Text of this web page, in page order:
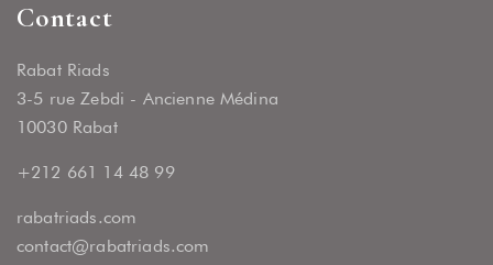
Contact
Rabat Riads
3-5 rue Zebdi - Ancienne Médina
10030 Rabat
+212 661 14 48 99
rabatriads.com
contact@rabatriads.com